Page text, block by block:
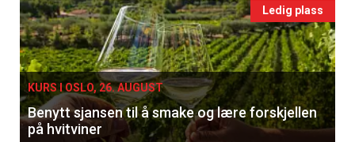
Ledig plass
KURS I OSLO, 26. AUGUST
Benytt sjansen til å smake og lære forskjellen
på hvitviner